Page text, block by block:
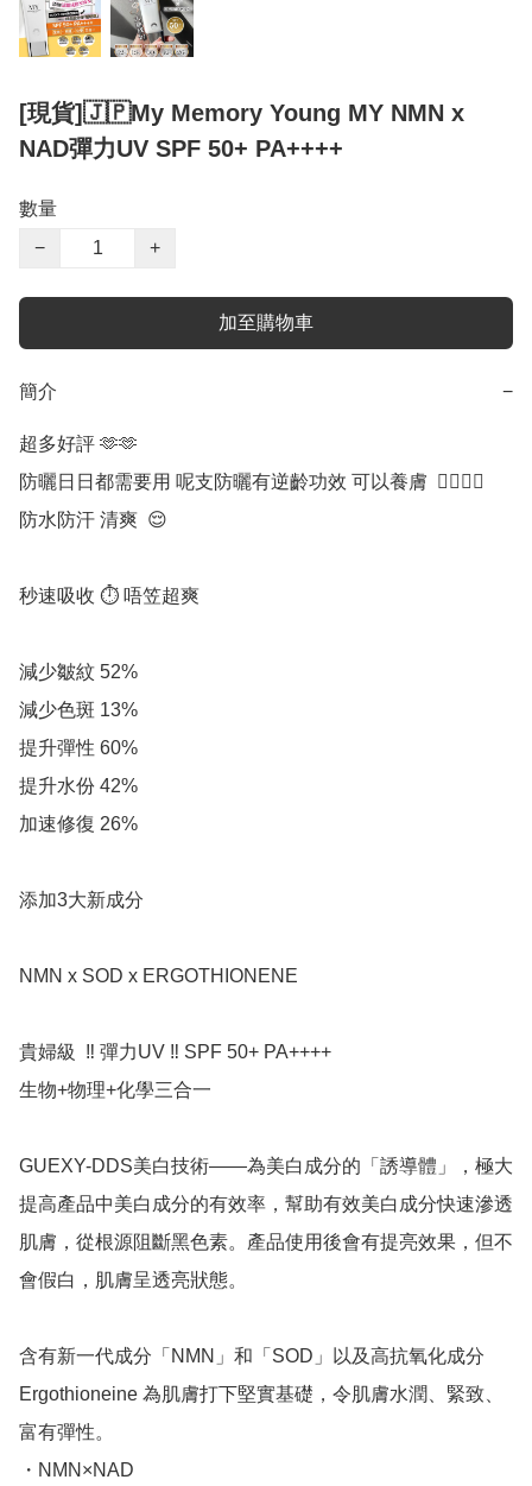
[現貨]🇯🇵My Memory Young MY NMN x
NAD彈力UV SPF 50+ PA++++
數量
−
+
加至購物車
簡介 −
超多好評 🫶🫶
防曬日日都需要用 呢支防曬有逆齡功效 可以養膚  🧏‍♀️🧏‍♀️
防水防汗 清爽  😌
秒速吸收 ⏱️ 唔笠超爽
減少皺紋 52%
減少色斑 13%
提升彈性 60%
提升水份 42%
加速修復 26%
添加3大新成分
NMN x SOD x ERGOTHIONENE
貴婦級  ‼️ 彈力UV ‼️ SPF 50+ PA++++
生物+物理+化學三合一
GUEXY-DDS美白技術——為美白成分的「誘導體」，極大
提高產品中美白成分的有效率，幫助有效美白成分快速滲透
肌膚，從根源阻斷黑色素。產品使用後會有提亮效果，但不
會假白，肌膚呈透亮狀態。
含有新一代成分「NMN」和「SOD」以及高抗氧化成分
Ergothioneine 為肌膚打下堅實基礎，令肌膚水潤、緊致、
富有彈性。
・NMN×NAD